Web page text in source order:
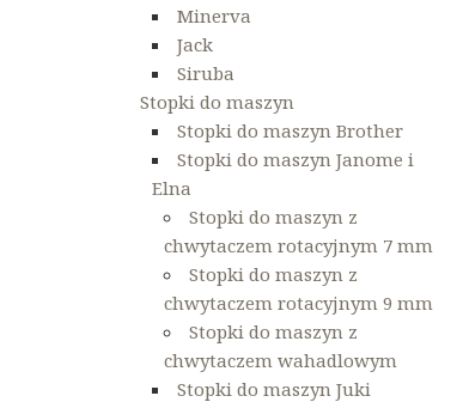
Minerva
Jack
Siruba
Stopki do maszyn
Stopki do maszyn Brother
Stopki do maszyn Janome i
Elna
Stopki do maszyn z
chwytaczem rotacyjnym 7 mm
Stopki do maszyn z
chwytaczem rotacyjnym 9 mm
Stopki do maszyn z
chwytaczem wahadlowym
Stopki do maszyn Juki